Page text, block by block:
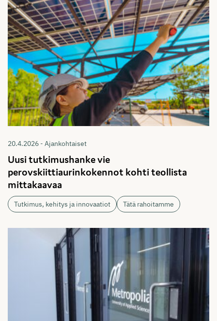
20.4.2026 - Ajankohtaiset
Uusi tutkimushanke vie
perovskiittiaurinkokennot kohti teollista
mittakaavaa
Tutkimus, kehitys ja innovaatiot Tätä rahoitamme